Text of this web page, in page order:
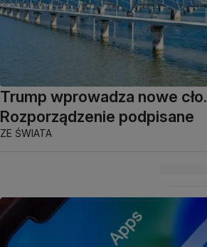
Trump wprowadza nowe cło.
Rozporządzenie podpisane
ZE ŚWIATA